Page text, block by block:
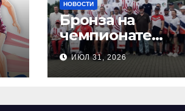
НОВОСТИ
Бронза на
чемпионате
России по
стендовой
стрельбе
ИЮЛ 31, 2026